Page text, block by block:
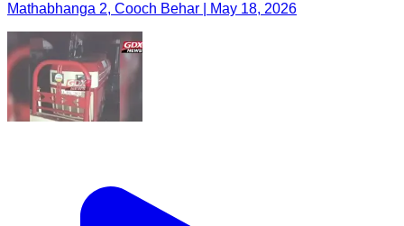
Mathabhanga 2, Cooch Behar | May 18, 2026